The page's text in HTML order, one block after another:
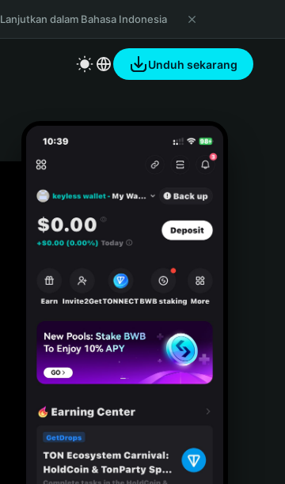
Lanjutkan dalam Bahasa Indonesia
Unduh sekarang